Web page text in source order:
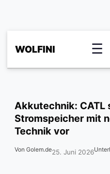
WOLFINI ☰
Akkutechnik: CATL
Stromspeicher mit
Technik vor
Von Golem.de25. Juni 2026